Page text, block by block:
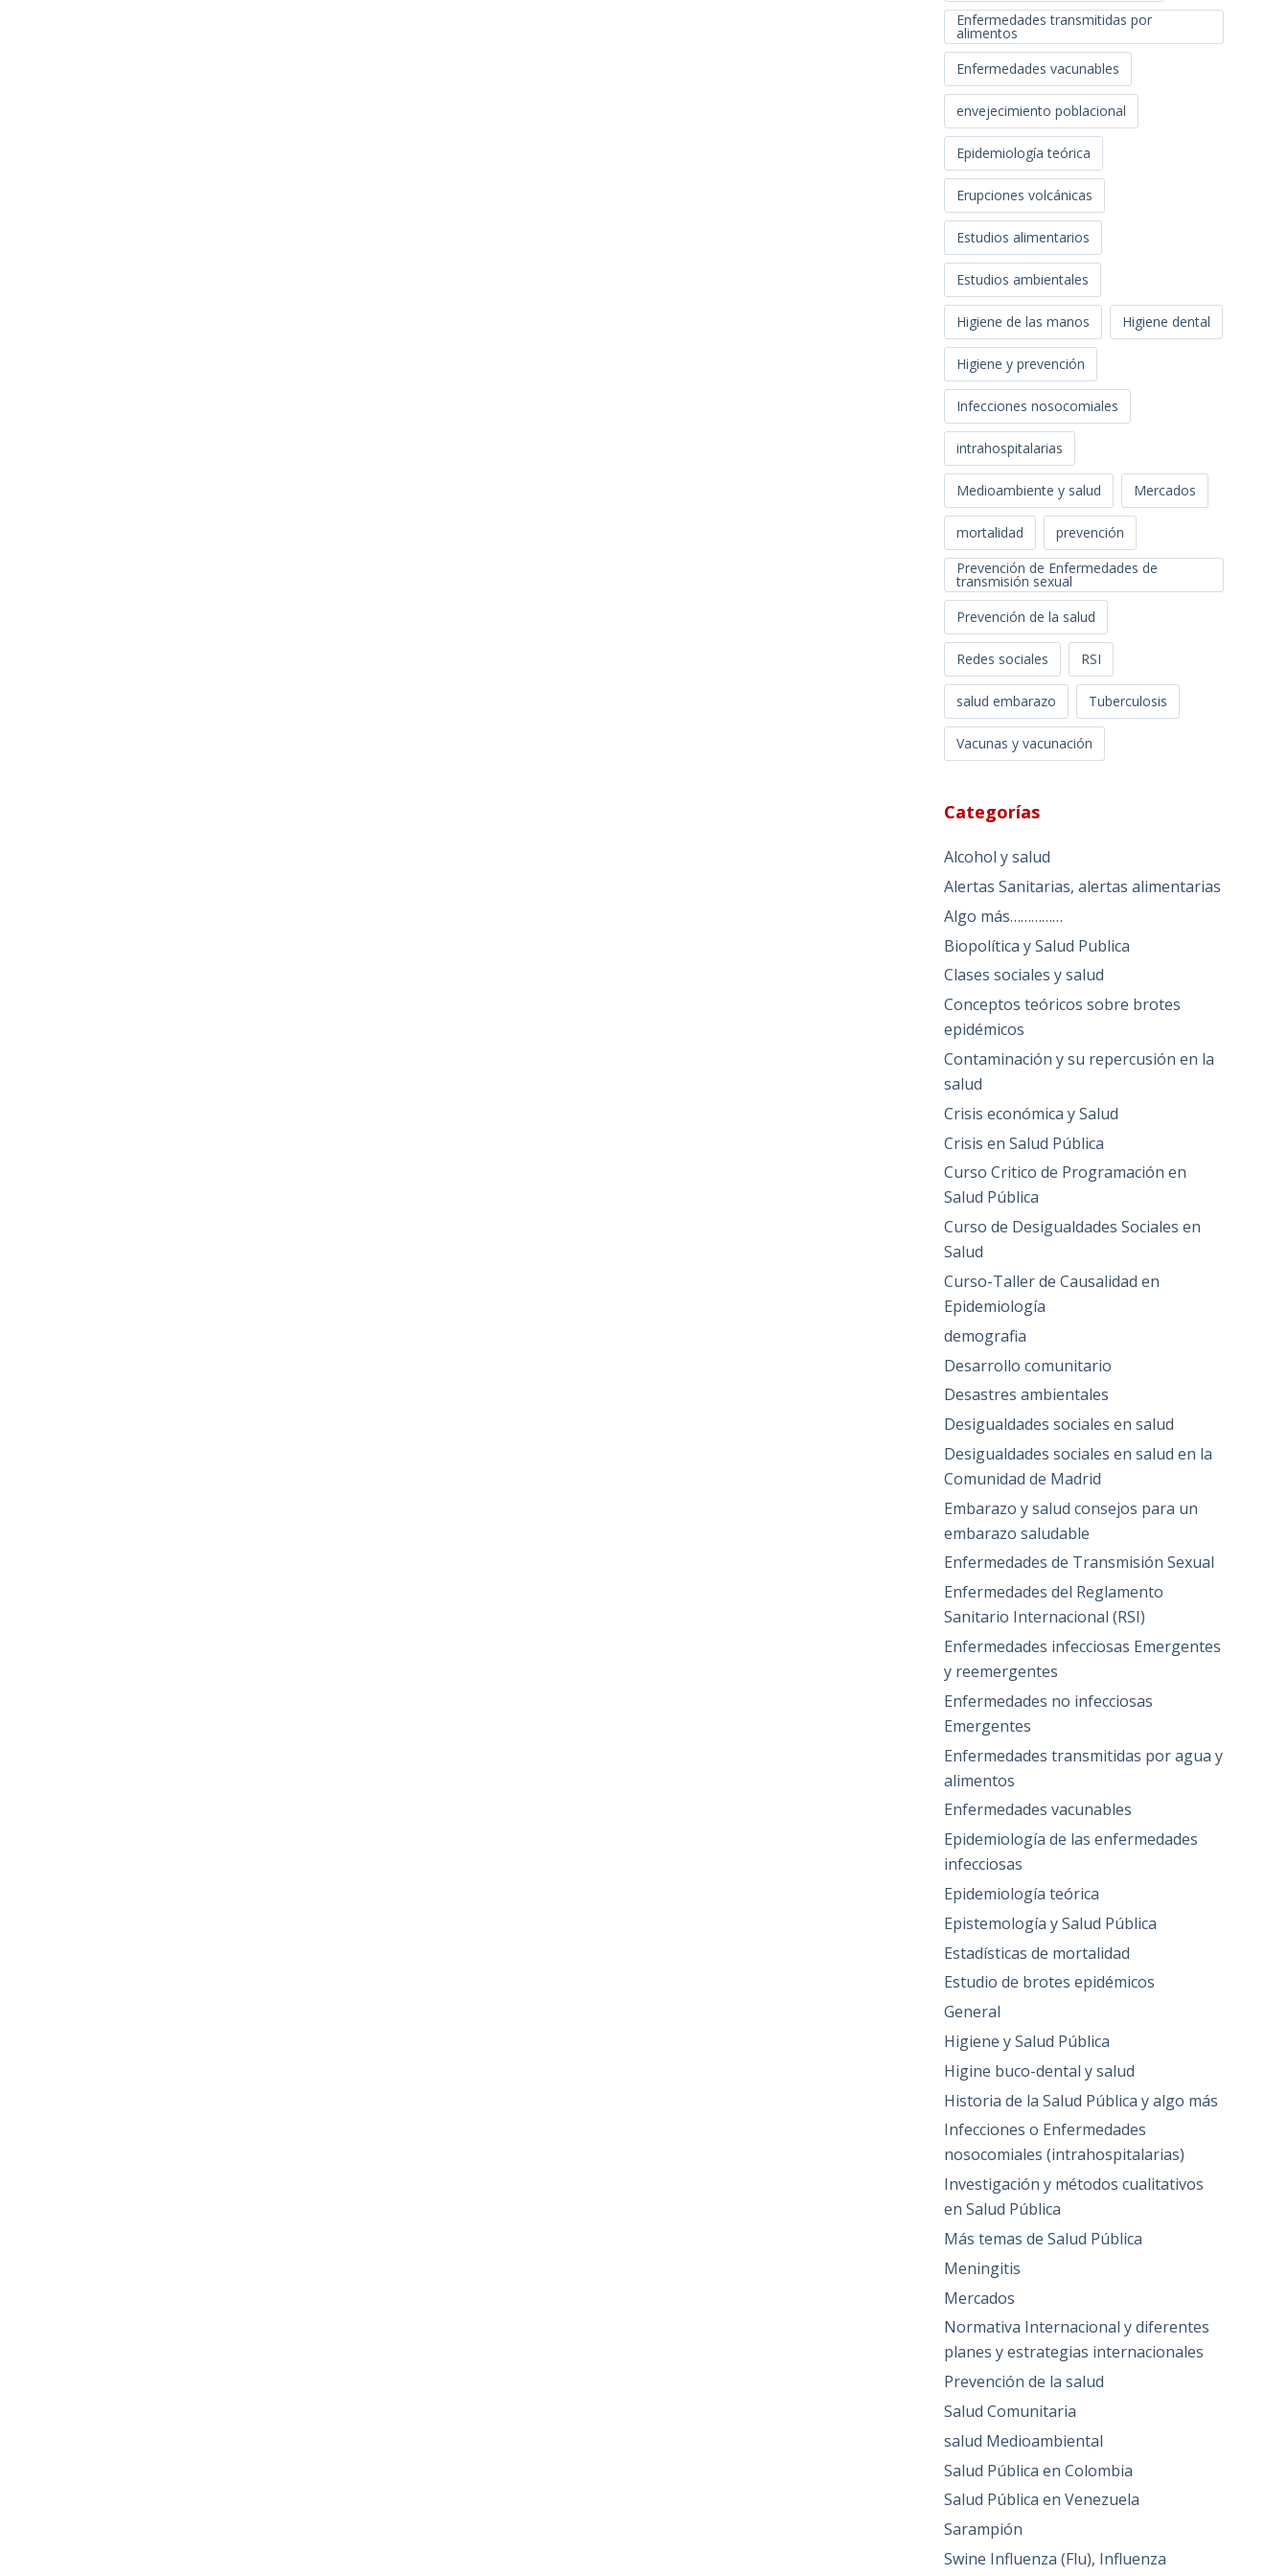
Enfermedades transmitidas por
alimentos
Enfermedades vacunables
envejecimiento poblacional
Epidemiología teórica
Erupciones volcánicas
Estudios alimentarios
Estudios ambientales
Higiene de las manos Higiene dental
Higiene y prevención
Infecciones nosocomiales
intrahospitalarias
Medioambiente y salud Mercados
mortalidad
prevención
Prevención de Enfermedades de
transmisión sexual
Prevención de la salud
Redes sociales RSI
salud embarazo Tuberculosis
Vacunas y vacunación
Categorías
Alcohol y salud
Alertas Sanitarias, alertas alimentarias
Algo más……………
Biopolítica y Salud Publica
Clases sociales y salud
Conceptos teóricos sobre brotes
epidémicos
Contaminación y su repercusión en la
salud
Crisis económica y Salud
Crisis en Salud Pública
Curso Critico de Programación en
Salud Pública
Curso de Desigualdades Sociales en
Salud
Curso-Taller de Causalidad en
Epidemiología
demografia
Desarrollo comunitario
Desastres ambientales
Desigualdades sociales en salud
Desigualdades sociales en salud en la
Comunidad de Madrid
Embarazo y salud consejos para un
embarazo saludable
Enfermedades de Transmisión Sexual
Enfermedades del Reglamento
Sanitario Internacional (RSI)
Enfermedades infecciosas Emergentes
y reemergentes
Enfermedades no infecciosas
Emergentes
Enfermedades transmitidas por agua y
alimentos
Enfermedades vacunables
Epidemiología de las enfermedades
infecciosas
Epidemiología teórica
Epistemología y Salud Pública
Estadísticas de mortalidad
Estudio de brotes epidémicos
General
Higiene y Salud Pública
Higine buco-dental y salud
Historia de la Salud Pública y algo más
Infecciones o Enfermedades
nosocomiales (intrahospitalarias)
Investigación y métodos cualitativos
en Salud Pública
Más temas de Salud Pública
Meningitis
Mercados
Normativa Internacional y diferentes
planes y estrategias internacionales
Prevención de la salud
Salud Comunitaria
salud Medioambiental
Salud Pública en Colombia
Salud Pública en Venezuela
Sarampión
Swine Influenza (Flu), Influenza